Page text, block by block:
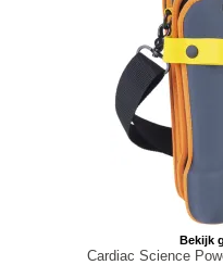
Bekijk
Cardiac Science